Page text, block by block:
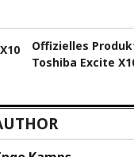
Offizielles
Toshiba Excite